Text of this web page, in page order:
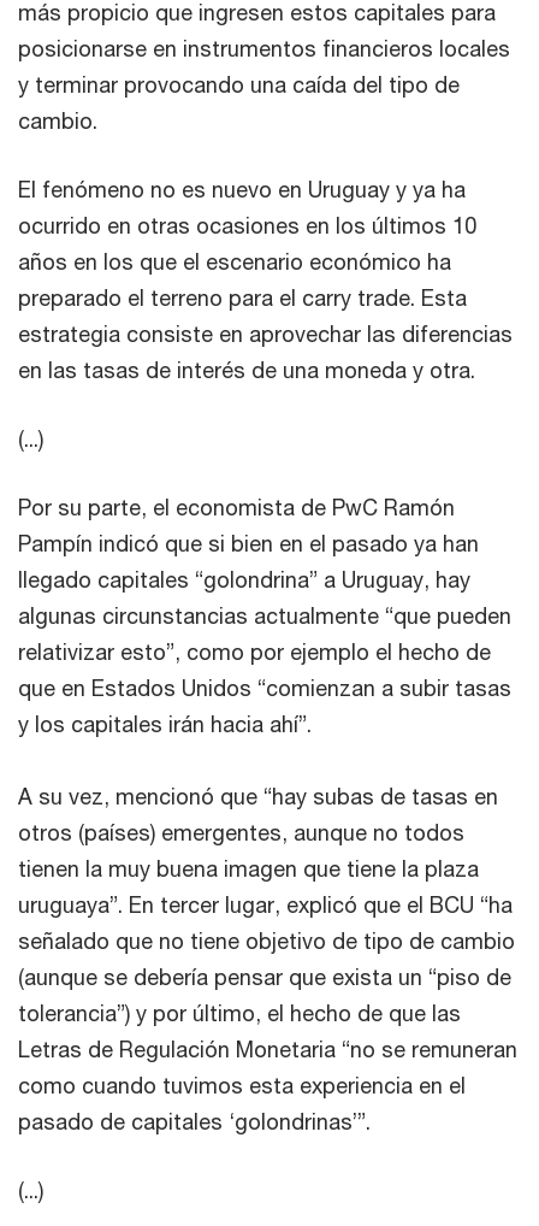
más propicio que ingresen estos capitales para
posicionarse en instrumentos financieros locales
y terminar provocando una caída del tipo de
cambio.
El fenómeno no es nuevo en Uruguay y ya ha
ocurrido en otras ocasiones en los últimos 10
años en los que el escenario económico ha
preparado el terreno para el carry trade. Esta
estrategia consiste en aprovechar las diferencias
en las tasas de interés de una moneda y otra.
(...)
Por su parte, el economista de PwC Ramón
Pampín indicó que si bien en el pasado ya han
llegado capitales “golondrina” a Uruguay, hay
algunas circunstancias actualmente “que pueden
relativizar esto”, como por ejemplo el hecho de
que en Estados Unidos “comienzan a subir tasas
y los capitales irán hacia ahí”.
A su vez, mencionó que “hay subas de tasas en
otros (países) emergentes, aunque no todos
tienen la muy buena imagen que tiene la plaza
uruguaya”. En tercer lugar, explicó que el BCU “ha
señalado que no tiene objetivo de tipo de cambio
(aunque se debería pensar que exista un “piso de
tolerancia”) y por último, el hecho de que las
Letras de Regulación Monetaria “no se remuneran
como cuando tuvimos esta experiencia en el
pasado de capitales ‘golondrinas’”.
(...)